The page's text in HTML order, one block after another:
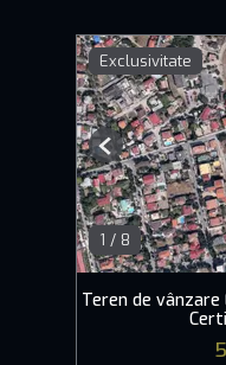
Exclusivitate
1 / 8
Previous
Teren de vânzare